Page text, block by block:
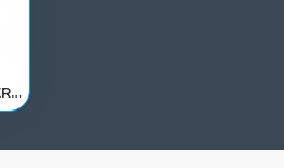
GRADE FRONTAL SUPERIOR SCANIA S56 P124 1930934